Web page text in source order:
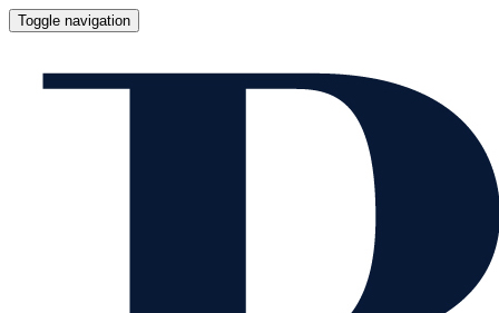
Toggle navigation